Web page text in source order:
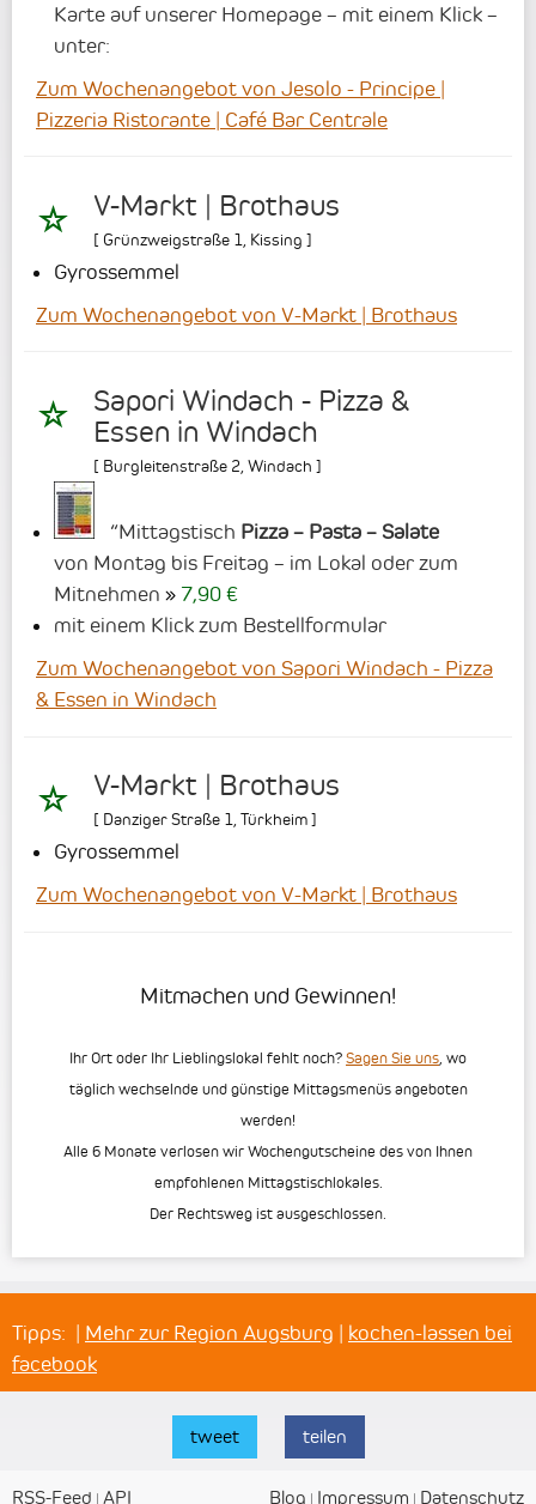
Karte auf unserer Homepage – mit einem Klick –
unter:
Zum Wochenangebot von Jesolo - Principe |
Pizzeria Ristorante | Café Bar Centrale
V-Markt | Brothaus
[ Grünzweigstraße 1 Kissing ]
Gyrossemmel
Zum Wochenangebot von V-Markt | Brothaus
Sapori Windach - Pizza &
Essen in Windach
[ Burgleitenstraße 2 Windach ]
“Mittagstisch Pizza – Pasta – Salate
von Montag bis Freitag – im Lokal oder zum
Mitnehmen
7,90 €
mit einem Klick zum Bestellformular
Zum Wochenangebot von Sapori Windach - Pizza
& Essen in Windach
V-Markt | Brothaus
[ Danziger Straße 1 Türkheim]
Gyrossemmel
Zum Wochenangebot von V-Markt | Brothaus
Mitmachen und Gewinnen!
Ihr Ort oder Ihr Lieblingslokal fehlt noch? Sagen Sie uns , wo
täglich wechselnde und günstige Mittagsmenüs angeboten
werden!
Alle 6 Monate verlosen wir Wochengutscheine des von Ihnen
empfohlenen Mittagstischlokales.
Der Rechtsweg ist ausgeschlossen.
Tipps: Mehr zur Region Augsburg
kochen-lassen bei
facebook
tweet teilen
RSS-Feed | API Blog | Impressum | Datenschutz